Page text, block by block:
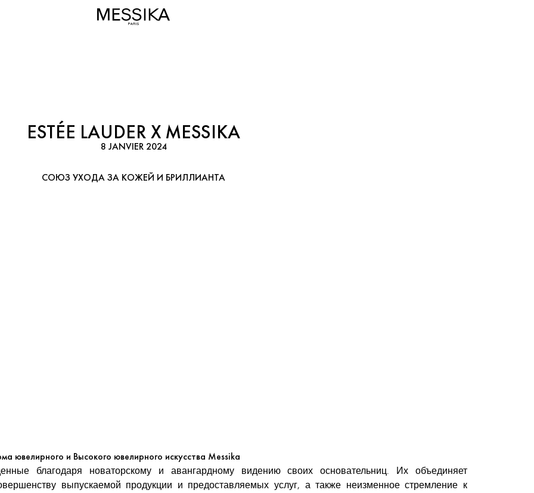
ESTÉE LAUDER X MESSIKA
8 JANVIER 2024
СОЮЗ УХОДА ЗА КОЖЕЙ И БРИЛЛИАНТА
ювелирного и Высокого ювелирного искусства Messika
благодаря новаторскому и авангардному видению своих основательниц. Их объединяет
выпускаемой продукции и предоставляемых услуг, а также неизменное стремление к